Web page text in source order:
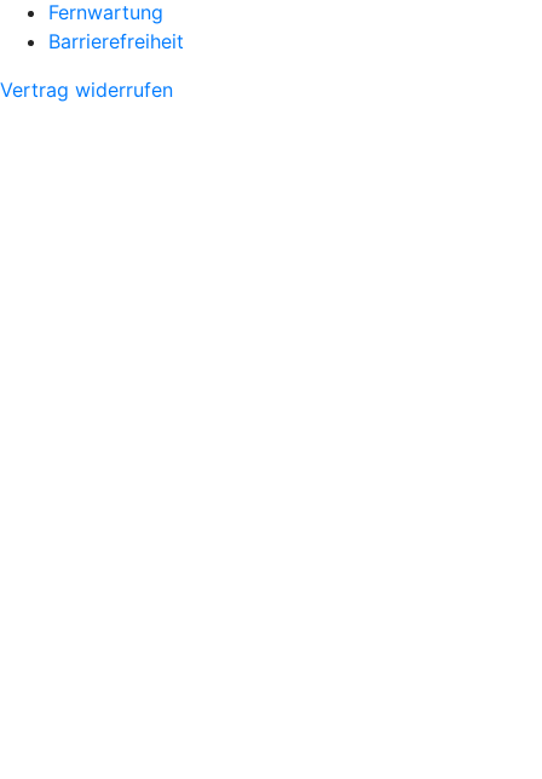
Fernwartung
Barrierefreiheit
Vertrag widerrufen